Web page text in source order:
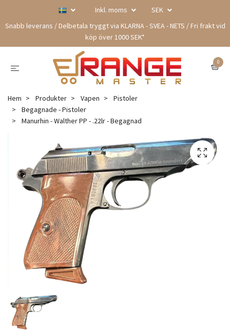
Inkl. moms
SEK
Snabb leverans / Delbetala tryggt via KLARNA - SVEA - NETS / Fri frakt vid
köp över 1000 SEK*
0
Hem Produkter Vapen
Pistoler
Begagnade - Pistoler
Manurhin - Walther PP - .22lr - Begagnad